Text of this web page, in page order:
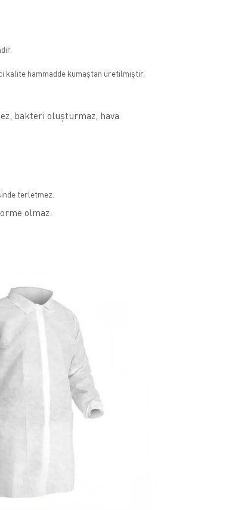
kalite hammadde kumaştan üretilmiştir.
bakteri oluşturmaz, hava
terletmez.
olmaz.